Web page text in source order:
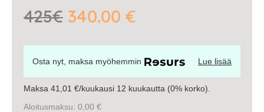
Valaisimet
Vuodesohvat
425€ 340.00 €
Osta nyt, maksa myöhemmin Lue lisää
Maksa 41,01 €/kuukausi 12 kuukautta (0% korko).
Aloitusmaksu: 0,00 €